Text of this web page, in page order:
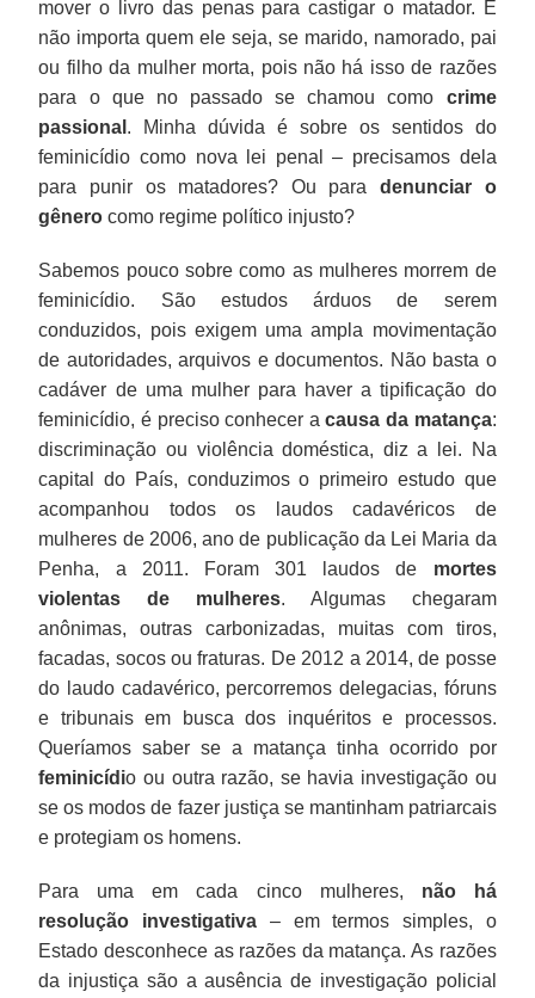
mover o livro das penas para castigar o matador. E
não importa quem ele seja, se marido, namorado, pai
ou filho da mulher morta, pois não há isso de razões
para o que no passado se chamou como crime
passional . Minha dúvida é sobre os sentidos do
feminicídio como nova lei penal – precisamos dela
para punir os matadores? Ou para denunciar o
gênero como regime político injusto?
Sabemos pouco sobre como as mulheres morrem de
feminicídio. São estudos árduos de serem
conduzidos, pois exigem uma ampla movimentação
de autoridades, arquivos e documentos. Não basta o
cadáver de uma mulher para haver a tipificação do
feminicídio, é preciso conhecer acausa da matança:
discriminação ou violência doméstica, diz a lei. Na
capital do País, conduzimos o primeiro estudo que
acompanhou todos os laudos cadavéricos de
mulheres de 2006, ano de publicação da Lei Maria da
Penha, a 2011. Foram 301 laudos de mortes
violentas de mulheres. Algumas chegaram
anônimas, outras carbonizadas, muitas com tiros,
facadas, socos ou fraturas. De 2012 a 2014, de posse
do laudo cadavérico, percorremos delegacias, fóruns
e tribunais em busca dos inquéritos e processos.
Queríamos saber se a matança tinha ocorrido por
feminicídio ou outra razão, se havia investigação ou
se os modos de fazer justiça se mantinham patriarcais
e protegiam os homens.
Para uma em cada cinco mulheres, não há
resolução investigativa – em termos simples, o
Estado desconhece as razões da matança. As razões
da injustiça são a ausência de investigação policial